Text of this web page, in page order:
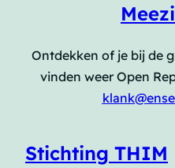
Ontdekken of je bij de
vinden weer Open
Stichting THIM